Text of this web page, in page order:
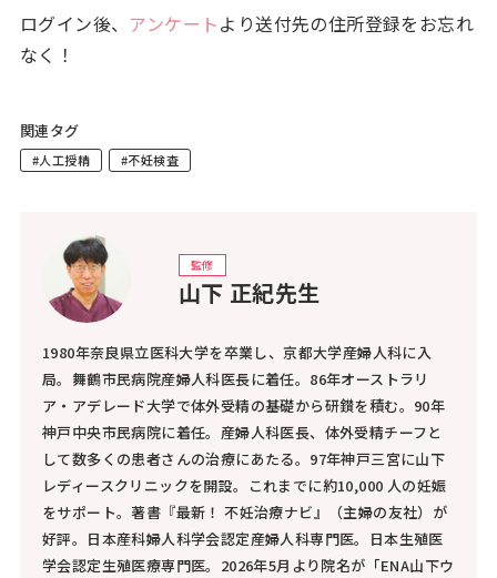
ログイン後、 アンケートより送付先の住所登録をお忘れ
なく！
関連タグ
#人工授精 #不妊検査
監修
山下 正紀先生
1980年奈良県立医科大学を卒業し、京都大学産婦人科に入
局。舞鶴市民病院産婦人科医長に着任。86年オーストラリ
ア・アデレード大学で体外受精の基礎から研鑚を積む。90年
神戸中央市民病院に着任。産婦人科医長、体外受精チーフと
して数多くの患者さんの治療にあたる。97年神戸三宮に山下
レディースクリニックを開設。これまでに約10,000 人の妊娠
をサポート。著書『最新！ 不妊治療ナビ』（主婦の友社）が
好評。日本産科婦人科学会認定産婦人科専門医。日本生殖医
学会認定生殖医療専門医。2026年5月より院名が「ENA山下ウ